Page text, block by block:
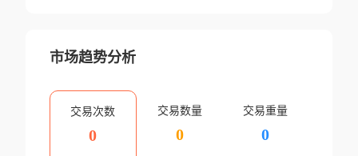
市场趋势分析
交易次数
0
交易数量
0
交易重量
0